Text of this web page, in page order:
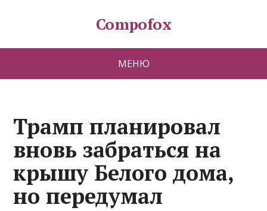
Compofox
МЕНЮ
Трамп планировал
вновь забраться на
крышу Белого дома,
но передумал